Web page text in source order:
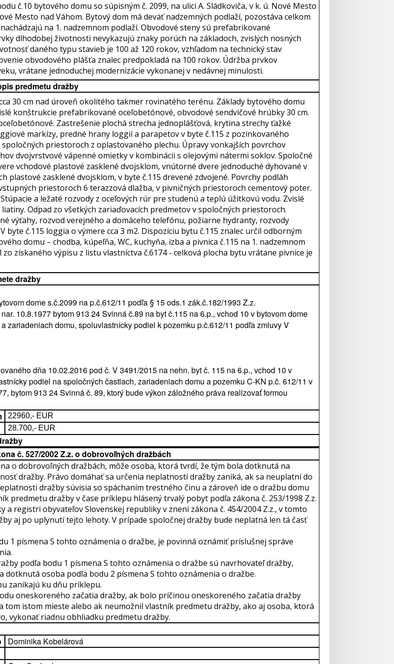
č.10 bytového domu so súpisným č. 2099, na ulici A. Sládkoviča, v k. ú. Nové Mesto
Mesto nad Váhom. Bytový dom má deväť nadzemných podlaží, pozostáva celkom
na 1. nadzemnom podlaží. Obvodové steny sú prefabrikované
dlhodobej životnosti nevykazujú znaky porúch na základoch, zvislých nosných
daného typu stavieb je 100 až 120 rokov, vzhľadom na technický stav
obvodového plášťa znalec predpokladá na 100 rokov. Údržba prvkov
vrátane jednoduchej modernizácie vykonanej v nedávnej minulosti.
predmetu dražby
30 cm nad úroveň okolitého takmer rovinatého terénu. Základy bytového domu
konštrukcie prefabrikované oceľobetónové, obvodové sendvičové hrúbky 30 cm.
Zastrešenie plochá strecha jednoplášťová, krytina strechy ťažké
markízy, predné hrany loggií a parapetov v byte č.115 z pozinkovaného
priestoroch z oplastovaného plechu. Úpravy vonkajších povrchov
dvojvrstvové vápenné omietky v kombinácii s olejovými nátermi soklov. Spoločné
vchodové plastové zasklené dvojsklom, vnútorné dvere jednoduché dyhované v
plastové zasklené dvojsklom, v byte č.115 drevené zdvojené. Povrchy podláh
priestoroch 6 terazzová dlažba, v pivničných priestoroch cementový poter.
a ležaté rozvody z oceľových rúr pre studenú a teplú úžitkovú vodu. Zvislé
Odpad zo všetkých zariaďovacích predmetov v spoločných priestoroch.
výťahy, rozvod verejného a domáceho telefónu, požiarne hydranty, rozvody
č.115 loggia o výmere cca 3 m2. Dispozíciu bytu č.115 znalec určíl odborným
domu – chodba, kúpeľňa, WC, kuchyňa, izba a pivnica č.115 na 1. nadzemnom
získaného výpisu z listu vlastníctva č.6174 - celková plocha bytu vrátane pivnice je
dražby
dome s.č.2099 na p.č.612/11 podľa § 15 ods.1 zák.č.182/1993 Z.z.
10.8.1977 bytom 913 24 Svinná č.89 na byt č.115 na 6.p., vchod 10 v bytovom dome
zariadeniach domu, spoluvlastnícky podiel k pozemku p.č.612/11 podľa zmluvy V
dňa 10.02.2016 pod č. V 3491/2015 na nehn. byt č. 115 na 6.p., vchod 10 v
podiel na spoločných častiach, zariadeniach domu a pozemku C-KN p.č. 612/11 v
bytom 913 24 Svinná č. 89, ktorý bude výkon záložného práva realizovať formou
22960,- EUR
28.700,- EUR
č. 527/2002 Z.z. o dobrovoľných dražbách
o dobrovoľných dražbách, môže osoba, ktorá tvrdí, že tým bola dotknutá na
dražby. Právo domáhať sa určenia neplatnosti dražby zaniká, ak sa neuplatní do
dražby súvisia so spáchaním trestného činu a zároveň ide o dražbu domu
predmetu dražby v čase príklepu hlásený trvalý pobyt podľa zákona č. 253/1998 Z.z.
registri obyvateľov Slovenskej republiky v znení zákona č. 454/2004 Z.z., v tomto
aj po uplynutí tejto lehoty. V prípade spoločnej dražby bude neplatná len tá časť
1 písmena S tohto oznámenia o dražbe, je povinná oznámiť príslušnej správe
podľa bodu 1 písmena S tohto oznámenia o dražbe sú navrhovateľ dražby,
dotknutá osoba podľa bodu 2 písmena S tohto oznámenia o dražbe.
zanikajú ku dňu príklepu.
oneskoreného začatia dražby, ak bolo príčinou oneskoreného začatia dražby
istom mieste alebo ak neumožnil vlastník predmetu dražby, ako aj osoba, ktorá
vykonať riadnu obhliadku predmetu dražby.
Dominika Kobelárová